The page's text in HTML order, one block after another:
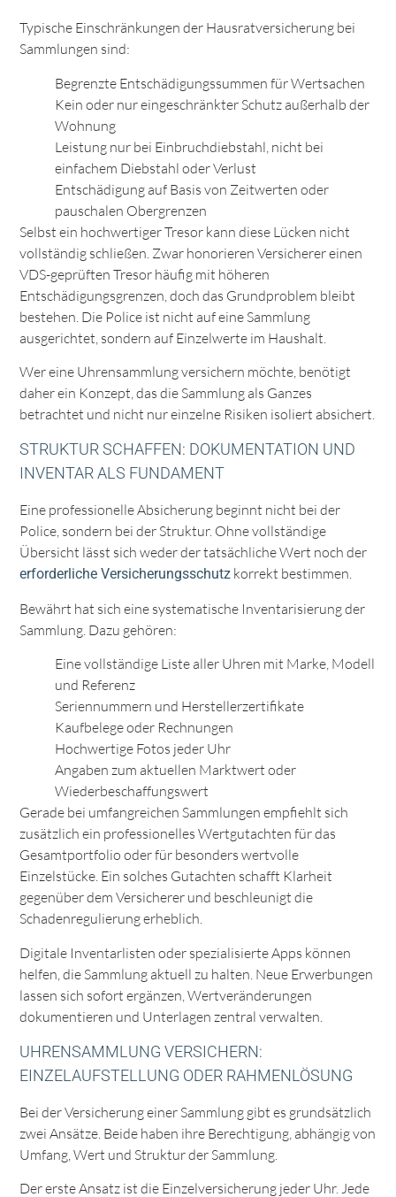
Typische Einschränkungen der Hausratversicherung bei
Sammlungen sind:
Begrenzte Entschädigungssummen für Wertsachen
Kein oder nur eingeschränkter Schutz außerhalb der
Wohnung
Leistung nur bei Einbruchdiebstahl, nicht bei
einfachem Diebstahl oder Verlust
Entschädigung auf Basis von Zeitwerten oder
pauschalen Obergrenzen
Selbst ein hochwertiger Tresor kann diese Lücken nicht
vollständig schließen. Zwar honorieren Versicherer einen
VDS-geprüften Tresor häufig mit höheren
Entschädigungsgrenzen, doch das Grundproblem bleibt
bestehen. Die Police ist nicht auf eine Sammlung
ausgerichtet, sondern auf Einzelwerte im Haushalt.
Wer eine Uhrensammlung versichern möchte, benötigt
daher ein Konzept, das die Sammlung als Ganzes
betrachtet und nicht nur einzelne Risiken isoliert absichert.
STRUKTUR SCHAFFEN: DOKUMENTATION UND
INVENTAR ALS FUNDAMENT
Eine professionelle Absicherung beginnt nicht bei der
Police, sondern bei der Struktur. Ohne vollständige
Übersicht lässt sich weder der tatsächliche Wert noch der
erforderliche Versicherungsschutz korrekt bestimmen.
Bewährt hat sich eine systematische Inventarisierung der
Sammlung. Dazu gehören:
Eine vollständige Liste aller Uhren mit Marke, Modell
und Referenz
Seriennummern und Herstellerzertifikate
Kaufbelege oder Rechnungen
Hochwertige Fotos jeder Uhr
Angaben zum aktuellen Marktwert oder
Wiederbeschaffungswert
Gerade bei umfangreichen Sammlungen empfiehlt sich
zusätzlich ein professionelles Wertgutachten für das
Gesamtportfolio oder für besonders wertvolle
Einzelstücke. Ein solches Gutachten schafft Klarheit
gegenüber dem Versicherer und beschleunigt die
Schadenregulierung erheblich.
Digitale Inventarlisten oder spezialisierte Apps können
helfen, die Sammlung aktuell zu halten. Neue Erwerbungen
lassen sich sofort ergänzen, Wertveränderungen
dokumentieren und Unterlagen zentral verwalten.
UHRENSAMMLUNG VERSICHERN:
EINZELAUFSTELLUNG ODER RAHMENLÖSUNG
Bei der Versicherung einer Sammlung gibt es grundsätzlich
zwei Ansätze. Beide haben ihre Berechtigung, abhängig von
Umfang, Wert und Struktur der Sammlung.
Der erste Ansatz ist die Einzelversicherung jeder Uhr. Jede